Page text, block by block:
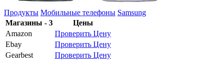
Продукты Мобильные телефоны Samsung
Магазины - 3
Цены
Amazon
Проверить Цену
Ebay
Проверить Цену
Gearbest
Проверить Цену